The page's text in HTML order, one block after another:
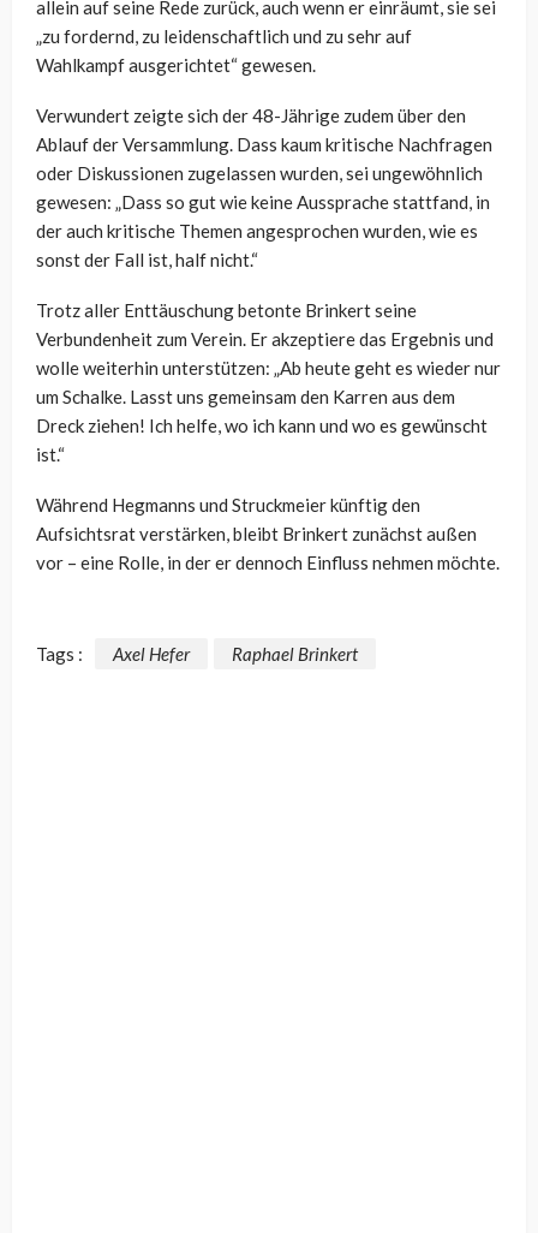
allein auf seine Rede zurück, auch wenn er einräumt, sie sei
„zu fordernd, zu leidenschaftlich und zu sehr auf
Wahlkampf ausgerichtet“ gewesen.
Verwundert zeigte sich der 48-Jährige zudem über den
Ablauf der Versammlung. Dass kaum kritische Nachfragen
oder Diskussionen zugelassen wurden, sei ungewöhnlich
gewesen: „Dass so gut wie keine Aussprache stattfand, in
der auch kritische Themen angesprochen wurden, wie es
sonst der Fall ist, half nicht.“
Trotz aller Enttäuschung betonte Brinkert seine
Verbundenheit zum Verein. Er akzeptiere das Ergebnis und
wolle weiterhin unterstützen: „Ab heute geht es wieder nur
um Schalke. Lasst uns gemeinsam den Karren aus dem
Dreck ziehen! Ich helfe, wo ich kann und wo es gewünscht
ist.“
Während Hegmanns und Struckmeier künftig den
Aufsichtsrat verstärken, bleibt Brinkert zunächst außen
vor – eine Rolle, in der er dennoch Einfluss nehmen möchte.
Tags : Axel Hefer Raphael Brinkert